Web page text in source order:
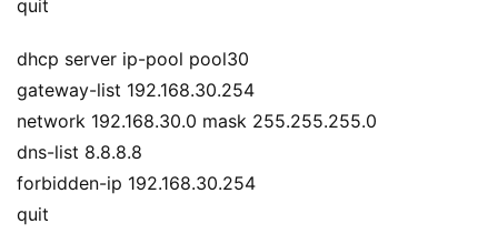
经
验
教
程
软
件
quit
dhcp server ip-pool pool30
gateway-list 192.168.30.254
network 192.168.30.0 mask 255.255.255.0
dns-list 8.8.8.8
forbidden-ip 192.168.30.254
quit